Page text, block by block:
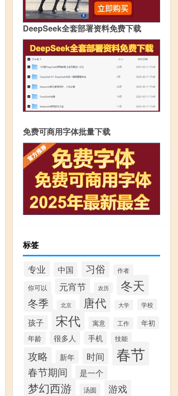
DeepSeek全套部署资料免费下载
免费可商用字体批量下载
标签
专业 中国 习俗 作者
你可以 元宵节 农历 冬天
冬季 北京 唐代 大学 学校
孩子 宋代 寓意 工作
年初
年龄
很多人 手机 技能
攻略 新年 时间 春节
春节期间 是一个
梦幻西游 汤圆 游戏